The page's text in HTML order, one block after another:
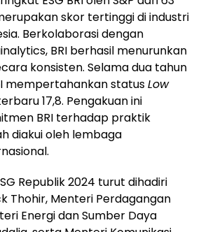
skor tertinggi di industri
Berkolaborasi dengan
BRI berhasil menurunkan
konsisten. Selama dua tahun
mempertahankan statusLow
17,8. Pengakuan ini
BRI terhadap praktik
diakui oleh lembaga
Republik 2024 turut dihadiri
Thohir, Menteri Perdagangan
Energi dan Sumber Daya